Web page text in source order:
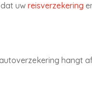
uwreisverzekering
hangt